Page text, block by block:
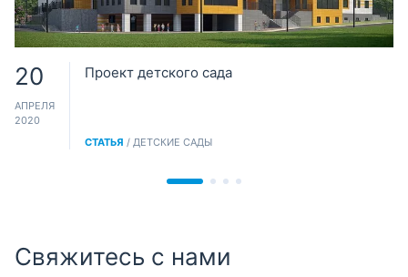
20
АПРЕЛЯ
2020
Проект детского сада
СТАТЬЯ / ДЕТСКИЕ САДЫ
Свяжитесь с нами